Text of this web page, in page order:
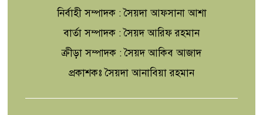
আন্তর্জাতিক আদিবাসী দিবস
চাঁপাইনবাবগঞ্জে ৪৩ লক্ষ ৪৬ হাজার
জাল ভারতীয় রুপী ও তৈরীর
নির্বাহী সম্পাদক : সৈয়দা আফসানা আশা
বার্তা সম্পাদক : সৈয়দ আরিফ রহমান
ক্রীড়া সম্পাদক : সৈয়দ আকিব আজাদ
প্রকাশকঃ সৈয়দা আনাবিয়া রহমান